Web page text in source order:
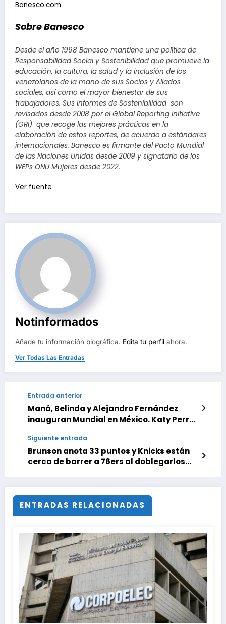
Banesco.com
Sobre Banesco
Desde el año 1998 Banesco mantiene una política de
Responsabilidad Social y Sostenibilidad que promueve la
educación, la cultura, la salud y la inclusión de los
venezolanos de la mano de sus Socios y Aliados
sociales, así como el mayor bienestar de sus
trabajadores. Sus Informes de Sostenibilidad son
revisados desde 2008 por el Global Reporting Initiative
(GRI) que recoge las mejores prácticas en la
elaboración de estos reportes, de acuerdo a estándares
internacionales. Banesco es firmante del Pacto Mundial
de las Naciones Unidas desde 2009 y signatario de los
WEPs ONU Mujeres desde 2022.
Ver fuente
Notinformados
Añade tu información biográfica. Edita tu perfil ahora.
Ver Todas Las Entradas
Entrada anterior
Maná, Belinda y Alejandro Fernández
inauguran Mundial en México. Katy Perry
Siguiente entrada
Brunson anota 33 puntos y Knicks están
cerca de barrer a 76ers al doblegarlos
ENTRADAS RELACIONADAS